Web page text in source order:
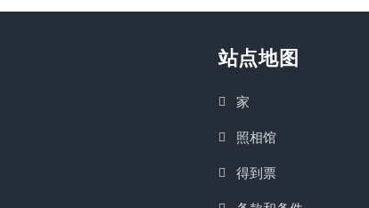
站点地图
家
照相馆
得到票